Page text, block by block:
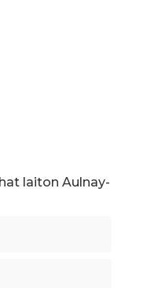
laiton Aulnay-